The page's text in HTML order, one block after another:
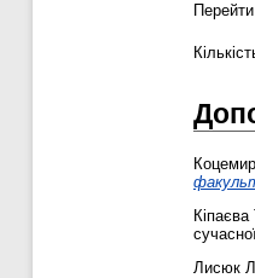
Лисюк